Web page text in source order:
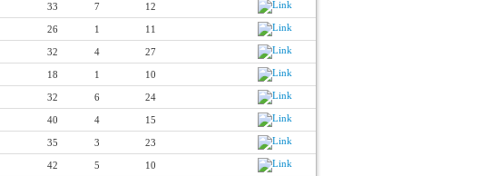
33 7 12
26 1 11
32 4 27
18 1 10
32 6 24
40 4 15
35 3 23
42 5 10